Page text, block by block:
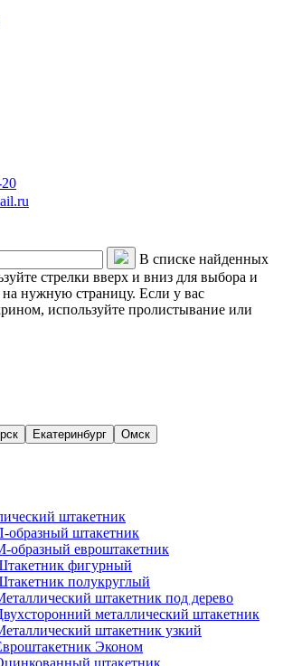
В списке найденных
стрелки вверх и вниз для выбора и
на нужную страницу. Если у вас
используйте пролистывание или
Екатеринбург Омск
штакетник
образный штакетник
образный евроштакетник
фигурный
полукруглый
штакетник под дерево
металлический штакетник
штакетник узкий
Эконом
штакетник